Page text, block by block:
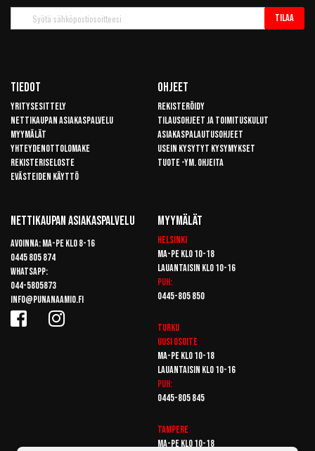
uutiskirje
Tilaa
Tiedot
Yritysesittely
Nettikaupan asiakaspalvelu
Myymälät
Yhteydenottolomake
Rekisteriseloste
Evästeiden käyttö
Ohjeet
Rekisteröidy
Tilausohjeet ja toimituskulut
Asiakaspalautusohjeet
Usein kysytyt kysymykset
Tuote -ym. ohjeita
Nettikaupan Asiakaspalvelu
Avoinna: Ma-pe klo 8-16
0445 805 874
Whatsapp:
044-5805873
info@punanaamio.fi
Myymälät
Helsinki
Ma-pe klo 10-18
Lauantaisin klo 10-16
Puh:
0445-805 850
Turku
Uusi osoite
Ma-pe klo 10-18
Lauantaisin klo 10-16
Puh:
0445-805 845
Tampere
Ma-pe klo 10-18